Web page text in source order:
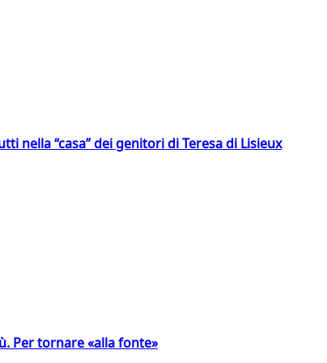
nella “casa” dei genitori di Teresa di Lisieux
Per tornare «alla fonte»